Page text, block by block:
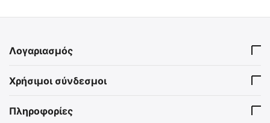
MIL-TEC Απόλυτα Στεγανό
Κουτί Μαύρο 228 Χ 130 Χ
Άμεσα διαθέσιμο
MIL-TEC Μεταλλικό Κουτί
Λογαριασμός
Χρήσιμοι σύνδεσμοι
Πληροφορίες